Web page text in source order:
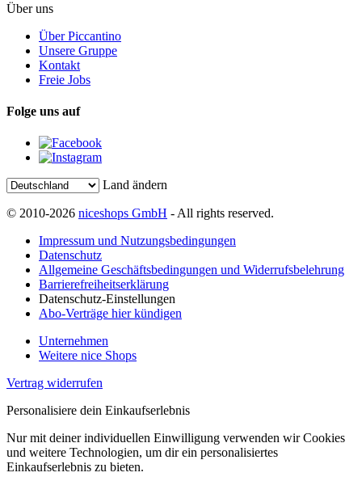
Über uns
Über Piccantino
Unsere Gruppe
Kontakt
Freie Jobs
Folge uns auf
Land ändern
© 2010-2026 niceshops GmbH - All rights reserved.
Impressum und Nutzungsbedingungen
Datenschutz
Allgemeine Geschäftsbedingungen und Widerrufsbelehrung
Barrierefreiheitserklärung
Datenschutz-Einstellungen
Abo-Verträge hier kündigen
Unternehmen
Weitere nice Shops
Vertrag widerrufen
Personalisiere dein Einkaufserlebnis
Nur mit deiner individuellen Einwilligung verwenden wir Cookies
und weitere Technologien, um dir ein personalisiertes
Einkaufserlebnis zu bieten.